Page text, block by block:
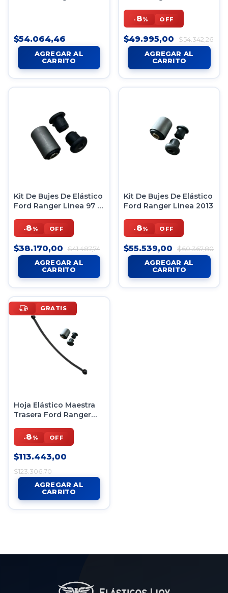
$54.064,46
- 8% OFF
$49.995,00 $54.342,26
Kit De Bujes De Elástico
Ford Ranger Linea 97 A
-8 % OFF
$38.170,00 $41.487,74
Kit De Bujes De Elástico
Ford Ranger Linea 2013
- 8% OFF
$55.539,00 $60.367,80
GRATIS
Hoja Elástico Maestra
Trasera Ford Ranger
-8 % OFF
$113.443,00
$123.306,70